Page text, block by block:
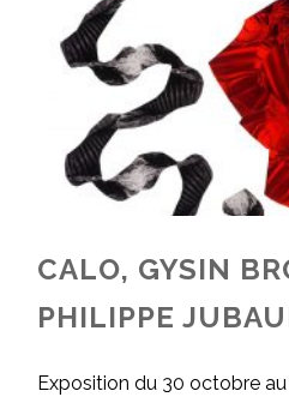
CALO, GYSIN
PHILIPPE
Exposition du 30 octobre